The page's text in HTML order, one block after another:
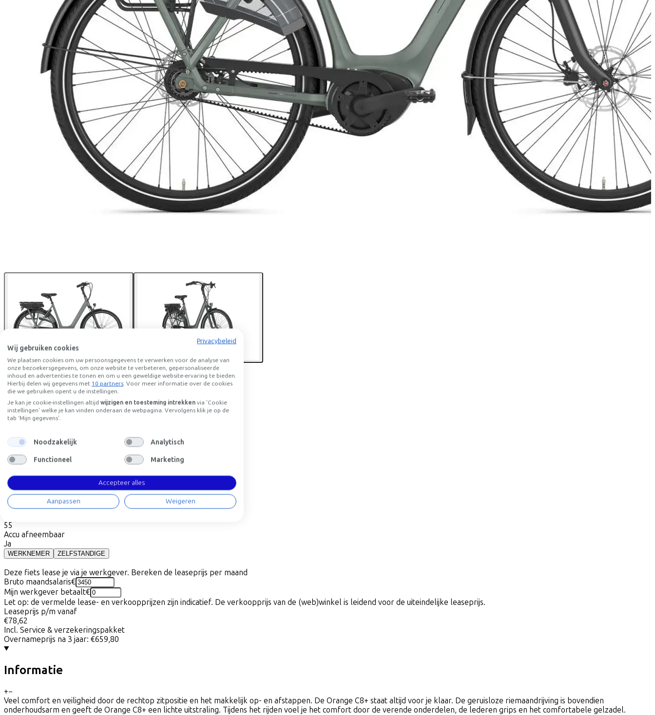
Gazelle Orange C8+
Prijs €3.299,00
Bespaar €734,88 t.o.v. koop.
LaagHoog
(Inbegrepen
Frame model
Laag
55
Accu afneembaar
Ja
WERKNEMER ZELFSTANDIGE
Deze fiets lease je via je werkgever. Bereken de leaseprijs per maand
Bruto maandsalaris€
Mijn werkgever betaalt€
Let op: de vermelde lease- en verkoopprijzen zijn indicatief. De verkoopprijs van de (web)winkel is leidend voor de uiteindelijke leaseprijs.
Leaseprijs p/m vanaf
€78,62
Incl. Service & verzekeringspakket
Overnameprijs na 3 jaar: €659,80
Informatie
+−
Veel comfort en veiligheid door de rechtop zitpositie en het makkelijk op- en afstappen. De Orange C8+ staat altijd voor je klaar. De geruisloze riemaandrijving is bovendien
onderhoudsarm en geeft de Orange C8+ een lichte uitstraling. Tijdens het rijden voel je het comfort door de verende onderdelen, de lederen grips en het comfortabele gelzadel.
Privacybeleid
Wij gebruiken cookies
We plaatsen cookies om uw persoonsgegevens te verwerken voor de analyse van
onze bezoekersgegevens, om onze website te verbeteren, gepersonaliseerde
inhoud en advertenties te tonen en om u een geweldige website-ervaring te bieden.
Hierbij delen wij gegevens met 10 partners. Voor meer informatie over de cookies
die we gebruiken opent u de instellingen.
Je kan je cookie-instellingen altijd wijzigen en toesteming intrekken via 'Cookie
instellingen' welke je kan vinden onderaan de webpagina. Vervolgens klik je op de
tab ‘Mijn gegevens'.
Noodzakelijk Analytisch
Functioneel Marketing
Accepteer alles
Aanpassen Weigeren